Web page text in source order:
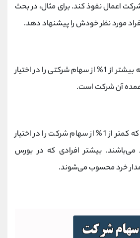
اعمال نفوذ کند. برای مثال، در بحث
مورد نظر خودش را پیشنهاد دهد.
هر شخص یا شرکتی که بیشتر از 1% از سهام شرکتی را در اختیار
عمده آن شرکت است.
سهامداران یک شرکت که کمتر از 1% از سهام شرکت را در اختیار
می‌باشند. بیشتر افرادی که در بورس
خرد محسوب می‌شوند.